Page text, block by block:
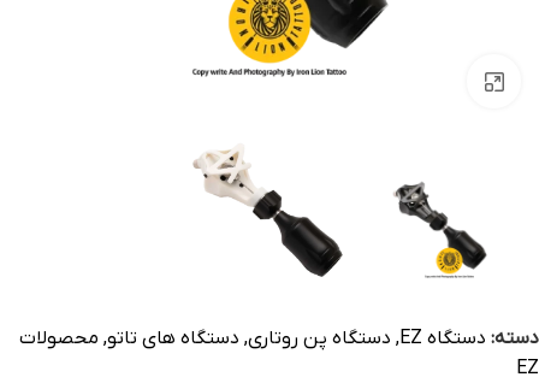
دسته: دستگاه EZ , دستگاه پن روتاری, دستگاه های تاتو, محصولات
EZ